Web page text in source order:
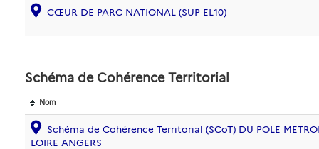
CŒUR DE PARC NATIONAL (SUP EL10)
Schéma de Cohérence Territorial
Nom
Schéma de Cohérence Territorial (SCoT) DU POLE
LOIRE ANGERS